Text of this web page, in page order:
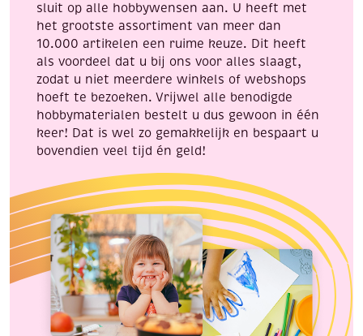
sluit op alle hobbywensen aan. U heeft met
het grootste assortiment van meer dan
10.000 artikelen een ruime keuze. Dit heeft
als voordeel dat u bij ons voor alles slaagt,
zodat u niet meerdere winkels of webshops
hoeft te bezoeken. Vrijwel alle benodigde
hobbymaterialen bestelt u dus gewoon in één
keer! Dat is wel zo gemakkelijk en bespaart u
bovendien veel tijd én geld!